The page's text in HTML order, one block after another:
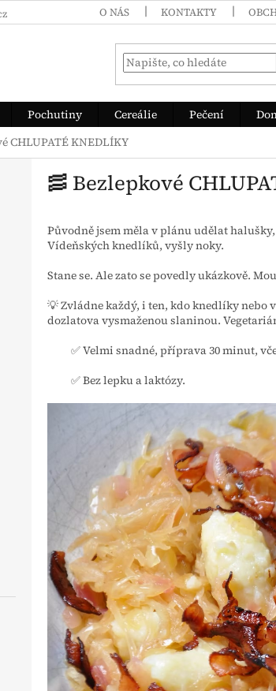
O NÁS KONTAKTY
Pochutiny Cereálie Pečení
CHLUPATÉ KNEDLÍKY
🥓 Bezlepkové
Původně jsem měla v plánu udělat
Vídeňských knedlíků, vyšly noky.
Stane se. Ale zato se povedly ukázkově.
💡 Zvládne každý, i ten, kdo knedlíky
dozlatova vysmaženou slaninou.
✅ Velmi snadné, příprava 30 minut,
✅ Bez lepku a laktózy.